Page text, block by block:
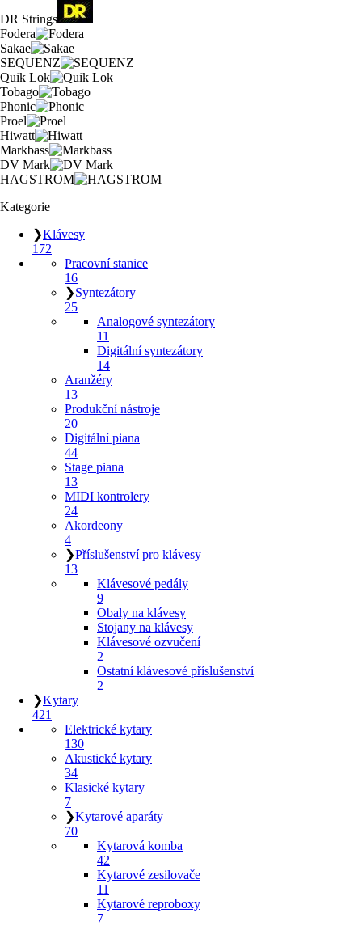
DR Strings
Fodera
Sakae
SEQUENZ
Quik Lok
Tobago
Phonic
Proel
Hiwatt
Markbass
DV Mark
HAGSTROM
Kategorie
❯Klávesy
172
Pracovní stanice
16
❯Syntezátory
25
Analogové syntezátory
11
Digitální syntezátory
14
Aranžéry
13
Produkční nástroje
20
Digitální piana
44
Stage piana
13
MIDI kontrolery
24
Akordeony
4
❯Příslušenství pro klávesy
13
Klávesové pedály
9
Obaly na klávesy
Stojany na klávesy
Klávesové ozvučení
2
Ostatní klávesové příslušenství
2
❯Kytary
421
Elektrické kytary
130
Akustické kytary
34
Klasické kytary
7
❯Kytarové aparáty
70
Kytarová komba
42
Kytarové zesilovače
11
Kytarové reproboxy
7